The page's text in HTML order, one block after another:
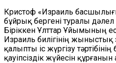
Кристоф «Израиль
бұйрық бергені туралы
Біріккен Ұлттар Ұйымының
Израиль билігінің
қалыпты іс жүргізу тәртібінің
қауіпсіздік жүйесін құрғанын